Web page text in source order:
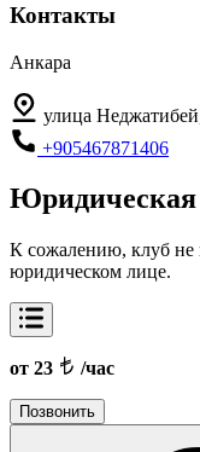
Контакты
Анкара
улица
+905467871406
К сожалению, клуб не
юридическом лице.
от 23 /час
Позвонить